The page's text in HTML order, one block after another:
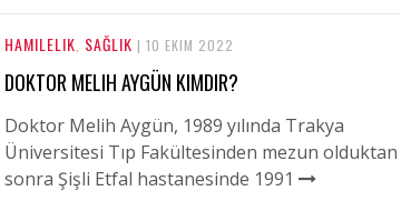
HAMILELIK SAĞLIK | 10 EKIM 2022
DOKTOR MELIH AYGÜN KIMDIR?
Doktor Melih Aygün, 1989 yılında Trakya
Üniversitesi Tıp Fakültesinden mezun olduktan
sonra Şişli Etfal hastanesinde 1991